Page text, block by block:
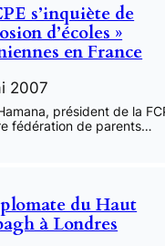
s’inquiète de
d’écoles »
en France
2007
président de la
fédération de parents…
du Haut
à Londres